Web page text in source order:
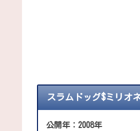
スラムドッグ$ミリオ
公開年：2008年